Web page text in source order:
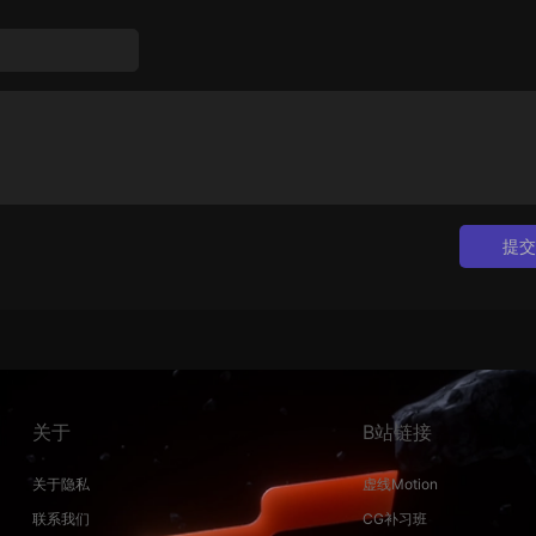
提交
关于
关于隐私
联系我们
B站链接
虚线Motion
CG补习班